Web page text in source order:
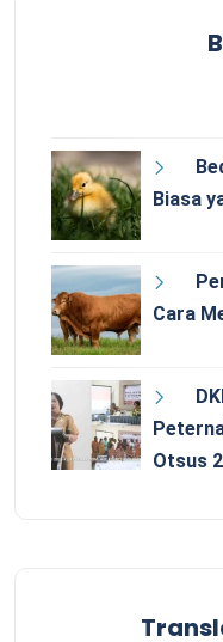
Biasa
Cara
Otsus